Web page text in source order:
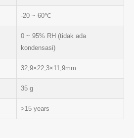
-20 ~ 60℃
0 ~ 95% RH (tidak ada
kondensasi)
32,9×22,3×11,9mm
35 g
>15 years